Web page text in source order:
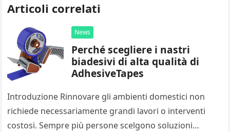
Articoli correlati
News
Perché scegliere i nastri
biadesivi di alta qualità di
AdhesiveTapes
Introduzione Rinnovare gli ambienti domestici non
richiede necessariamente grandi lavori o interventi
costosi. Sempre più persone scelgono soluzioni